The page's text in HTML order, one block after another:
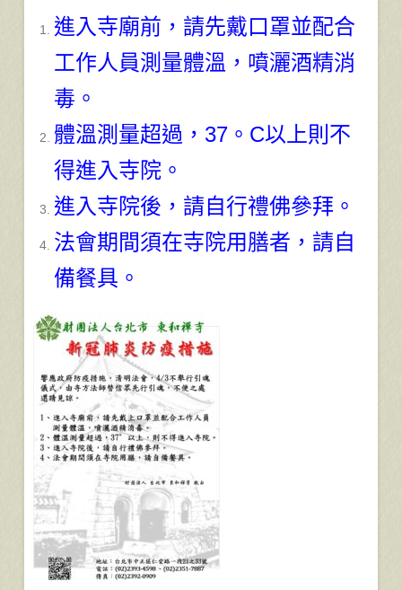
進入寺廟前，請先戴口罩並配合
工作人員測量體溫，噴灑酒精消
毒。
體溫測量超過，37。C以上則不
得進入寺院。
進入寺院後，請自行禮佛參拜。
法會期間須在寺院用膳者，請自
備餐具。